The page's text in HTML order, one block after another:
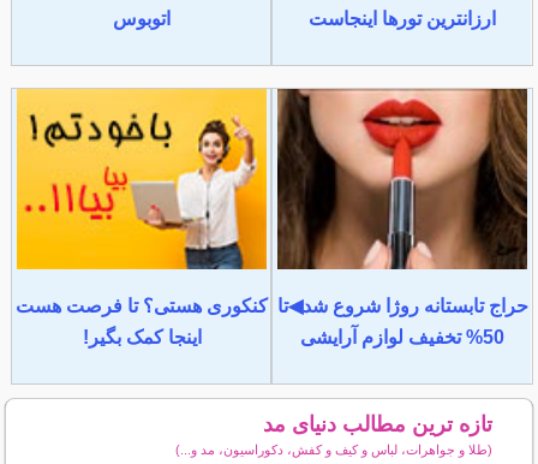
ارزانترین تورها اینجاست
اتوبوس
حراج تابستانه روژا شروع شد◀تا
50% تخفیف لوازم آرایشی
کنکوری هستی؟ تا فرصت هست
اینجا کمک بگیر!
تازه ترین مطالب دنیای مد
(طلا و جواهرات، لباس و کیف و کفش، دکوراسیون، مد و...)